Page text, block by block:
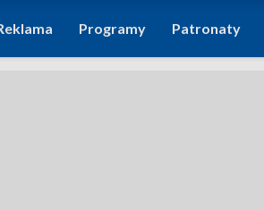
Programy Patronaty